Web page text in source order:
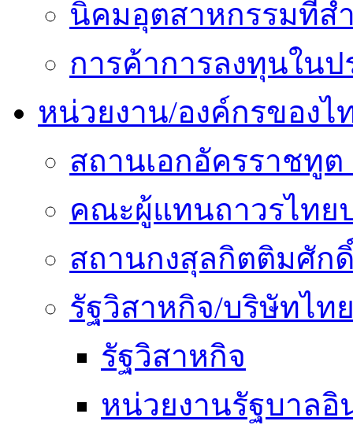
นิคมอุตสาหกรรมที่ส
การค้าการลงทุนในป
หน่วยงาน/องค์กรของไ
สถานเอกอัครราชทู
คณะผู้แทนถาวรไทย
สถานกงสุลกิตติมศัก
รัฐวิสาหกิจ/บริษัทไท
รัฐวิสาหกิจ
หน่วยงานรัฐบาลอิ